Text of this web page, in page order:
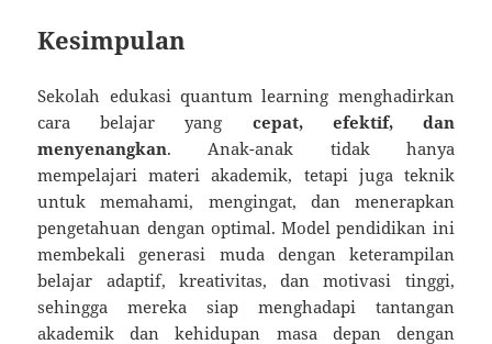
Kesimpulan
Sekolah edukasi quantum learning menghadirkan
cara belajar yang cepat, efektif, dan
menyenangkan. Anak-anak tidak hanya
mempelajari materi akademik, tetapi juga teknik
untuk memahami, mengingat, dan menerapkan
pengetahuan dengan optimal. Model pendidikan ini
membekali generasi muda dengan keterampilan
belajar adaptif, kreativitas, dan motivasi tinggi,
sehingga mereka siap menghadapi tantangan
akademik dan kehidupan masa depan dengan